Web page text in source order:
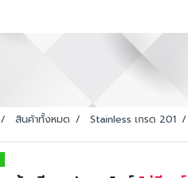
สินค้าทั้งหมด Stainless เกรด 201